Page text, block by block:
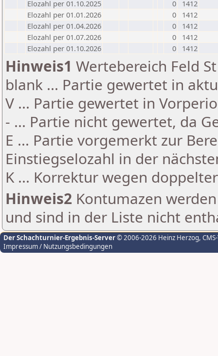
Elozahl per 01.10.2025
0
1412
Elozahl per 01.01.2026
0
1412
Elozahl per 01.04.2026
0
1412
Elozahl per 01.07.2026
0
1412
Elozahl per 01.10.2026
0 1412
Hinweis1 Wertebereich Feld
blank ... Partie gewertet in
V ... Partie gewertet in
- ... Partie nicht gewertet, da
E ... Partie vorgemerkt zur
Einstiegselozahl in der
K ... Korrektur wegen
Hinweis2 Kontumazen
und sind in der Liste nicht
Der Schachturnier-Ergebnis-Server© 2006-2026 Heinz Herzog,
Impressum / Nutzungsbedingungen